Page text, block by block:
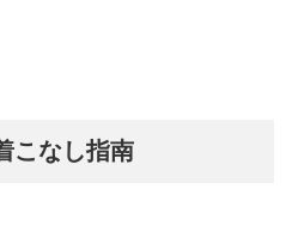
こなし指南